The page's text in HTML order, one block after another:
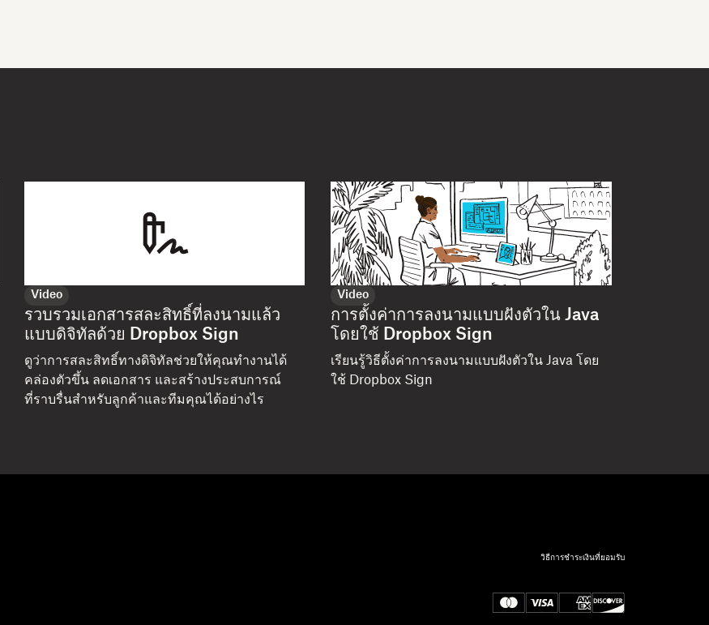
Video
รวบรวมเอกสารสละสิทธิ์ที่ลงนามแล้ว
แบบดิจิทัลด้วย Dropbox Sign
ดูว่าการสละสิทธิ์ทางดิจิทัลช่วยให้คุณทำงานได้
คล่องตัวขึ้น ลดเอกสาร และสร้างประสบการณ์
ที่ราบรื่นสำหรับลูกค้าและทีมคุณได้อย่างไร
Video
การตั้งค่าการลงนามแบบฝังตัวใน Java
โดยใช้ Dropbox Sign
เรียนรู้วิธีตั้งค่าการลงนามแบบฝังตัวใน Java โดย
ใช้ Dropbox Sign
วิธีการชำระเงินที่ยอมรับ